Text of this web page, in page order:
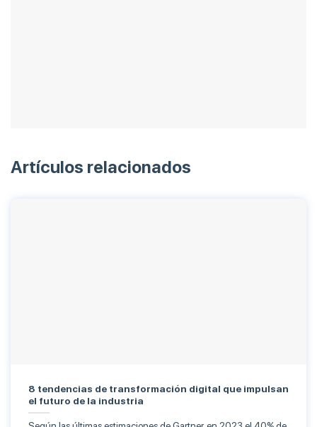
Artículos relacionados
8 tendencias de transformación digital que impulsan
el futuro de la industria